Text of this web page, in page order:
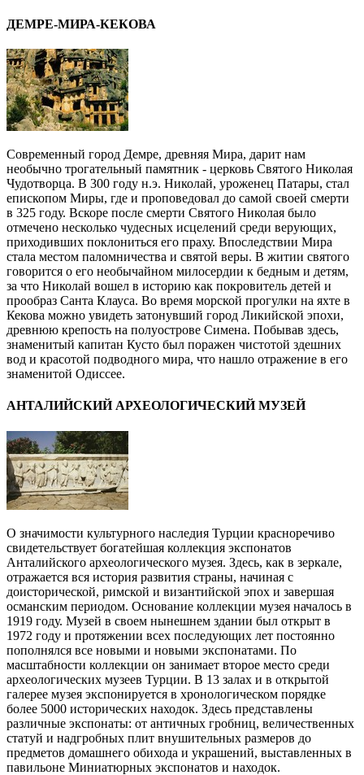
ДЕМРЕ-МИРА-КЕКОВА
Современный город Демре, древняя Мира, дарит нам
необычно трогательный памятник - церковь Святого Николая
Чудотворца. В 300 году н.э. Николай, уроженец Патары, стал
епископом Миры, где и проповедовал до самой своей смерти
в 325 году. Вскоре после смерти Святого Николая было
отмечено несколько чудесных исцелений среди верующих,
приходивших поклониться его праху. Впоследствии Мира
стала местом паломничества и святой веры. В житии святого
говорится о его необычайном милосердии к бедным и детям,
за что Николай вошел в историю как покровитель детей и
прообраз Санта Клауса. Во время морской прогулки на яхте в
Кекова можно увидеть затонувший город Ликийской эпохи,
древнюю крепость на полуострове Симена. Побывав здесь,
знаменитый капитан Кусто был поражен чистотой здешних
вод и красотой подводного мира, что нашло отражение в его
знаменитой Одиссее.
АНТАЛИЙСКИЙ АРХЕОЛОГИЧЕСКИЙ МУЗЕЙ
О значимости культурного наследия Турции красноречиво
свидетельствует богатейшая коллекция экспонатов
Анталийского археологического музея. Здесь, как в зеркале,
отражается вся история развития страны, начиная с
доисторической, римской и византийской эпох и завершая
османским периодом. Основание коллекции музея началось в
1919 году. Музей в своем нынешнем здании был открыт в
1972 году и протяжении всех последующих лет постоянно
пополнялся все новыми и новыми экспонатами. По
масштабности коллекции он занимает второе место среди
археологических музеев Турции. В 13 залах и в открытой
галерее музея экспонируется в хронологическом порядке
более 5000 исторических находок. Здесь представлены
различные экспонаты: от античных гробниц, величественных
статуй и надгробных плит внушительных размеров до
предметов домашнего обихода и украшений, выставленных в
павильоне Миниатюрных экспонатов и находок.